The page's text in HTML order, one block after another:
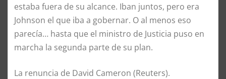
estaba fuera de su alcance. Iban juntos, pero era
Johnson el que iba a gobernar. O al menos eso
parecía… hasta que el ministro de Justicia puso en
marcha la segunda parte de su plan.
La renuncia de David Cameron (Reuters).